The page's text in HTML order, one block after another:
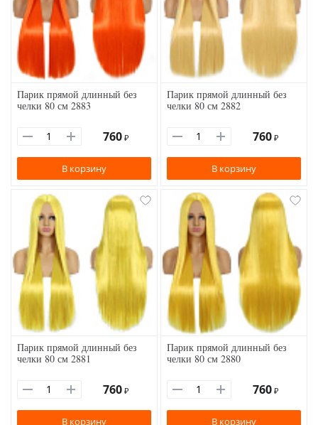
Парик прямой длинный без
челки 80 см 2883
760 ₽
В корзину
Парик прямой длинный без
челки 80 см 2882
760 ₽
В корзину
Парик прямой длинный без
челки 80 см 2881
760 ₽
В корзину
Парик прямой длинный без
челки 80 см 2880
760 ₽
В корзину